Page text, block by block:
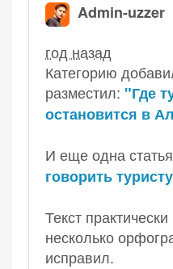
Admin-uzzer
год назад
Категорию
разместил: "Где
остановится в
И еще одна
говорить
Текст
несколько
исправил.